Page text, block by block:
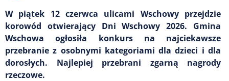
W piątek 12 czerwca ulicami Wschowy przejdzie
korowód otwierający Dni Wschowy 2026. Gmina
Wschowa ogłosiła konkurs na najciekawsze
przebranie z osobnymi kategoriami dla dzieci i dla
dorosłych. Najlepiej przebrani zgarną nagrody
rzeczowe.